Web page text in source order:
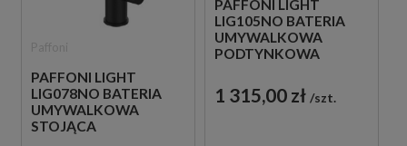
PAFFONI LIGHT
LIG078NO BATERIA
UMYWALKOWA
STOJĄCA
PAFFONI LIGHT
LIG105NO BATERIA
UMYWALKOWA
PODTYNKOWA
CZARNA
1 315,00 zł szt.